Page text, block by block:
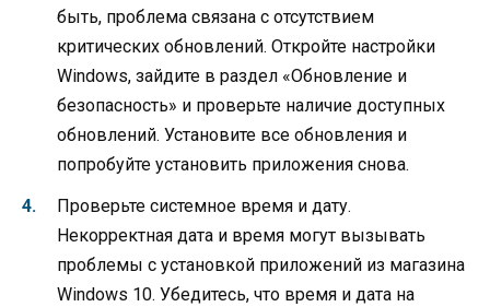
быть, проблема связана с отсутствием
критических обновлений. Откройте настройки
Windows, зайдите в раздел «Обновление и
безопасность» и проверьте наличие доступных
обновлений. Установите все обновления и
попробуйте установить приложения снова.
Проверьте системное время и дату.
Некорректная дата и время могут вызывать
проблемы с установкой приложений из магазина
Windows 10. Убедитесь, что время и дата на